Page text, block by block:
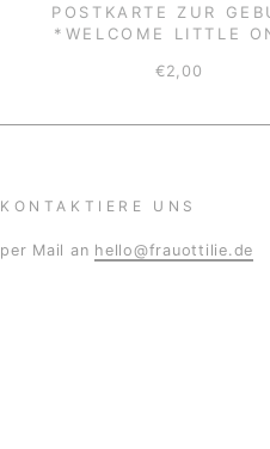
POSTKARTE ZUR
*WELCOME LITTLE
€2,00
KONTAKTIERE UNS
per Mail an hello@frauottilie.de